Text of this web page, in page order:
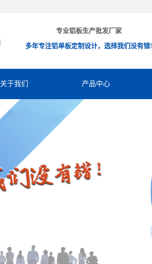
专业铝板生产批发厂家
多年专注铝单板定制设计，选择我们没有错!
关于我们 产品中心